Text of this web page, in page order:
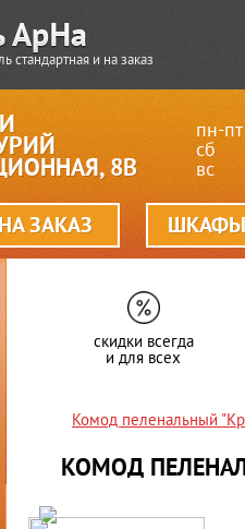
стандартная и на заказ
8В
пн-пт
сб
вс
ЗАКАЗ ШКАФЫ
скидки всегда
и для всех
Комод пеленальный
КОМОД